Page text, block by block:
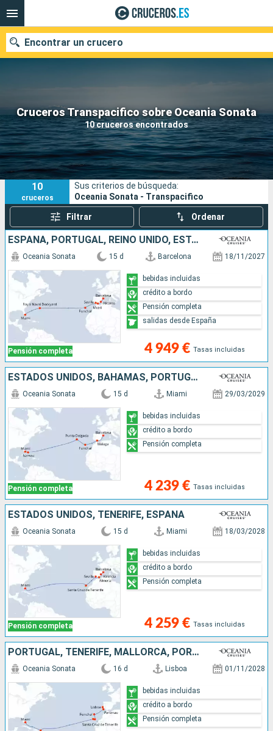
Cruceros Transpacifico sobre Oceania Sonata
10 cruceros encontrados
Encontrar un crucero
Nuestros destinos
Fecha de salida
Puertos Compañías
Buscar
10
cruceros
Sus criterios de búsqueda:
Oceania Sonata - Transpacifico
Filtrar Ordenar
ESPAÑA, PORTUGAL, REINO UNIDO, ESTADOS UNIDOS
Pensión completa
Oceania Sonata 15 d Barcelona 18/11/2027
4 949 € Tasas incluidas
bebidas incluidas
crédito a bordo
Pensión completa
salidas desde España
ESTADOS UNIDOS, BAHAMAS, PORTUGAL, ESPAÑA
Pensión completa
Oceania Sonata 15 d Miami 29/03/2029
4 239 € Tasas incluidas
bebidas incluidas
crédito a bordo
Pensión completa
ESTADOS UNIDOS, TENERIFE, ESPAÑA
Pensión completa
Oceania Sonata 15 d Miami 18/03/2028
4 259 € Tasas incluidas
bebidas incluidas
crédito a bordo
Pensión completa
PORTUGAL, TENERIFE, MALLORCA, PORTO RICO, ESTADOS UNIDOS
Oceania Sonata 16 d Lisboa 01/11/2028
bebidas incluidas
crédito a bordo
Pensión completa